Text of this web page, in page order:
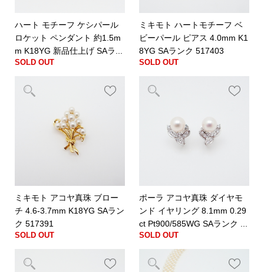
ハート モチーフ ケシパール
ロケット ペンダント 約1.5m
m K18YG 新品仕上げ SAラ...
SOLD OUT
ミキモト ハートモチーフ ベ
ビーパール ピアス 4.0mm K1
8YG SAランク 517403
SOLD OUT
ミキモト アコヤ真珠 ブロー
チ 4.6-3.7mm K18YG SAラン
ク 517391
SOLD OUT
ポーラ アコヤ真珠 ダイヤモ
ンド イヤリング 8.1mm 0.29
ct Pt900/585WG SAランク ...
SOLD OUT